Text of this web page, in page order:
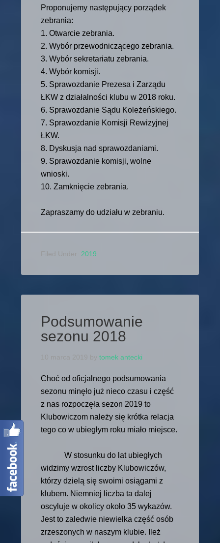
Proponujemy następujący porządek
zebrania:
1. Otwarcie zebrania.
2. Wybór przewodniczącego zebrania.
3. Wybór sekretariatu zebrania.
4. Wybór komisji.
5. Sprawozdanie Prezesa i Zarządu
ŁKW z działalności klubu w 2018 roku.
6. Sprawozdanie Sądu Koleżeńskiego.
7. Sprawozdanie Komisji Rewizyjnej
ŁKW.
8. Dyskusja nad sprawozdaniami.
9. Sprawozdanie komisji, wolne
wnioski.
10. Zamknięcie zebrania.
Zapraszamy do udziału w zebraniu.
Filed Under: 2019
Podsumowanie
sezonu 2018
10 marca 2019 by tomek antecki
Choć od oficjalnego podsumowania
sezonu minęło już nieco czasu i część
z nas rozpoczęła sezon 2019 to
Klubowiczom należy się krótka relacja
tego co w ubiegłym roku miało miejsce.
W stosunku do lat ubiegłych
widzimy wzrost liczby Klubowiczów,
którzy dzielą się swoimi osiągami z
klubem. Niemniej liczba ta dalej
oscyluje w okolicy około 35 wykazów.
Jest to zaledwie niewielka część osób
zrzeszonych w naszym klubie. Ileż